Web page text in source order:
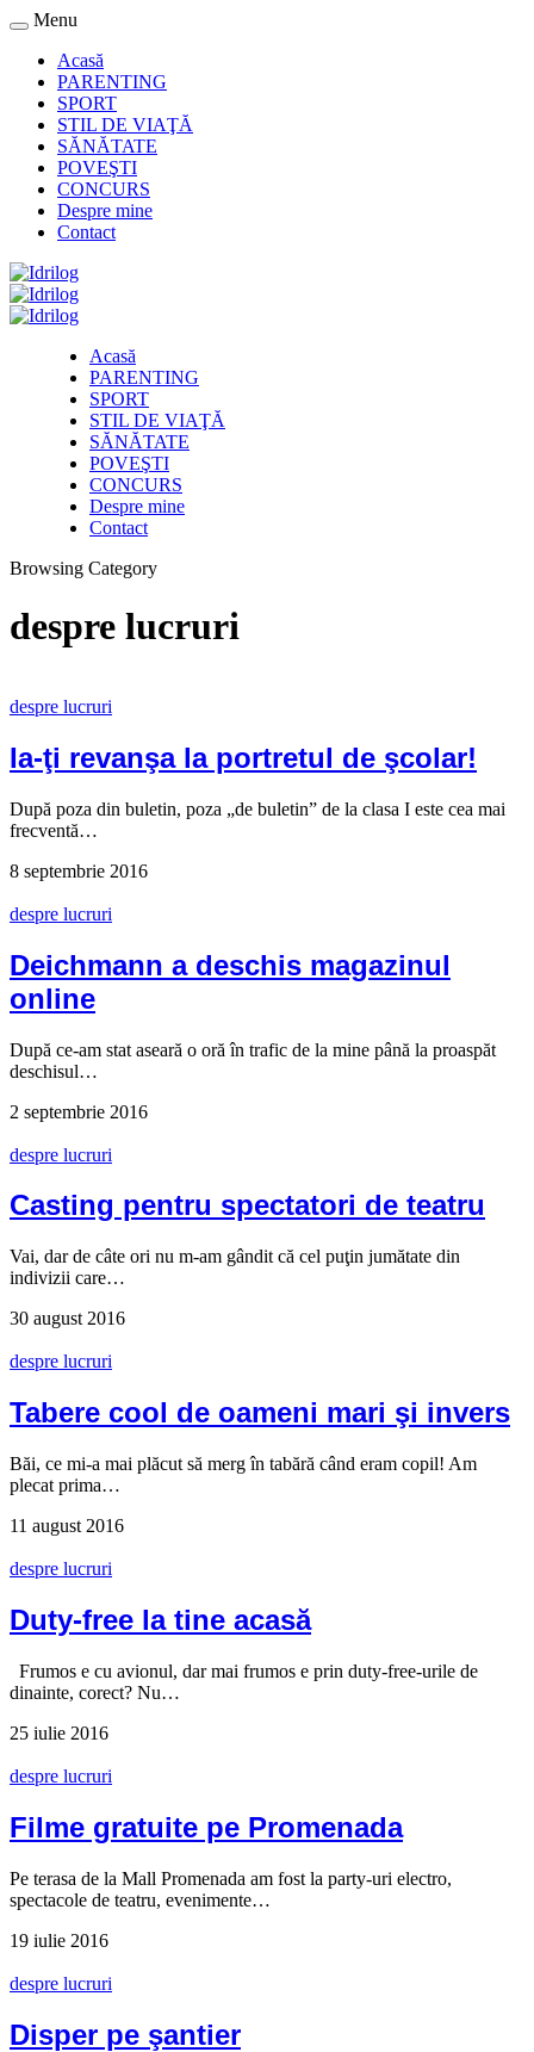
Menu
Acasă
PARENTING
SPORT
STIL DE VIAŢĂ
SĂNĂTATE
POVEŞTI
CONCURS
Despre mine
Contact
Acasă
PARENTING
SPORT
STIL DE VIAŢĂ
SĂNĂTATE
POVEŞTI
CONCURS
Despre mine
Contact
Browsing Category
despre lucruri
despre lucruri
Ia-ţi revanşa la portretul de şcolar!
După poza din buletin, poza „de buletin” de la clasa I este cea mai
frecventă…
8 septembrie 2016
despre lucruri
Deichmann a deschis magazinul
online
După ce-am stat aseară o oră în trafic de la mine până la proaspăt
deschisul…
2 septembrie 2016
despre lucruri
Casting pentru spectatori de teatru
Vai, dar de câte ori nu m-am gândit că cel puţin jumătate din
indivizii care…
30 august 2016
despre lucruri
Tabere cool de oameni mari şi invers
Băi, ce mi-a mai plăcut să merg în tabără când eram copil! Am
plecat prima…
11 august 2016
despre lucruri
Duty-free la tine acasă
Frumos e cu avionul, dar mai frumos e prin duty-free-urile de
dinainte, corect? Nu…
25 iulie 2016
despre lucruri
Filme gratuite pe Promenada
Pe terasa de la Mall Promenada am fost la party-uri electro,
spectacole de teatru, evenimente…
19 iulie 2016
despre lucruri
Disper pe şantier